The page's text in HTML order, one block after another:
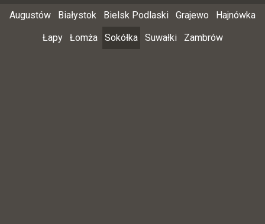
Augustów Białystok Bielsk Podlaski Grajewo
Hajnówka
Łapy
Łomża Sokółka Suwałki Zambrów